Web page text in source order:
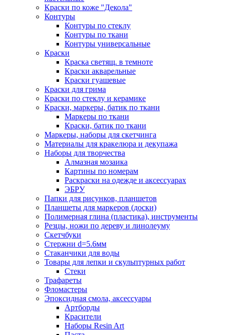
Краски по коже "Декола"
Контуры
Контуры по стеклу
Контуры по ткани
Контуры универсальные
Краски
Краска светящ. в темноте
Краски акварельные
Краски гуашевые
Краски для грима
Краски по стеклу и керамике
Краски, маркеры, батик по ткани
Маркеры по ткани
Краски, батик по ткани
Маркеры, наборы для скетчинга
Материалы для кракелюра и декупажа
Наборы для творчества
Алмазная мозаика
Картины по номерам
Раскраски на одежде и аксессуарах
ЭБРУ
Папки для рисунков, планшетов
Планшеты для маркеров (доски)
Полимерная глина (пластика), инструменты
Резцы, ножи по дереву и линолеуму
Скетчбуки
Стержни d=5.6мм
Стаканчики для воды
Товары для лепки и скульптурных работ
Стеки
Трафареты
Фломастеры
Эпоксидная смола, аксессуары
Артборды
Красители
Наборы Resin Art